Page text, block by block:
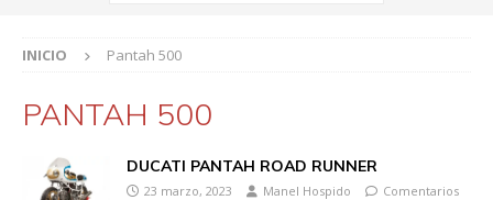
INICIO Pantah 500
PANTAH 500
DUCATI PANTAH ROAD RUNNER
23 marzo, 2023 Manel Hospido
Comentarios